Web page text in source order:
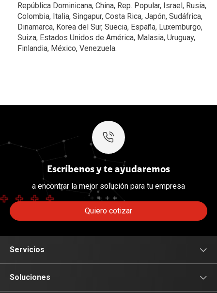
República Dominicana, China, Rep. Popular, Israel, Rusia,
Colombia, Italia, Singapur, Costa Rica, Japón, Sudáfrica,
Dinamarca, Korea del Sur, Suecia, España, Luxemburgo,
Suiza, Estados Unidos de América, Malasia, Uruguay,
Finlandia, México, Venezuela.
Escríbenos y te ayudaremos
a encontrar la mejor solución para tu empresa
Quiero cotizar
Servicios
Movilidad
Soluciones